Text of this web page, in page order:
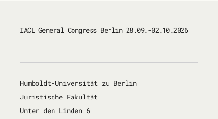
IACL General Congress Berlin 28.09.-02.10.2026
Humboldt-Universität zu Berlin
Juristische Fakultät
Unter den Linden 6